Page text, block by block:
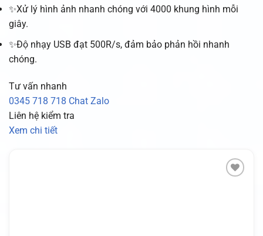
✨Xử lý hình ảnh nhanh chóng với 4000 khung hình mỗi
giây.
✨Độ nhạy USB đạt 500R/s, đảm bảo phản hồi nhanh
chóng.
Tư vấn nhanh
0345 718 718 Chat Zalo
Liên hệ kiểm tra
Xem chi tiết